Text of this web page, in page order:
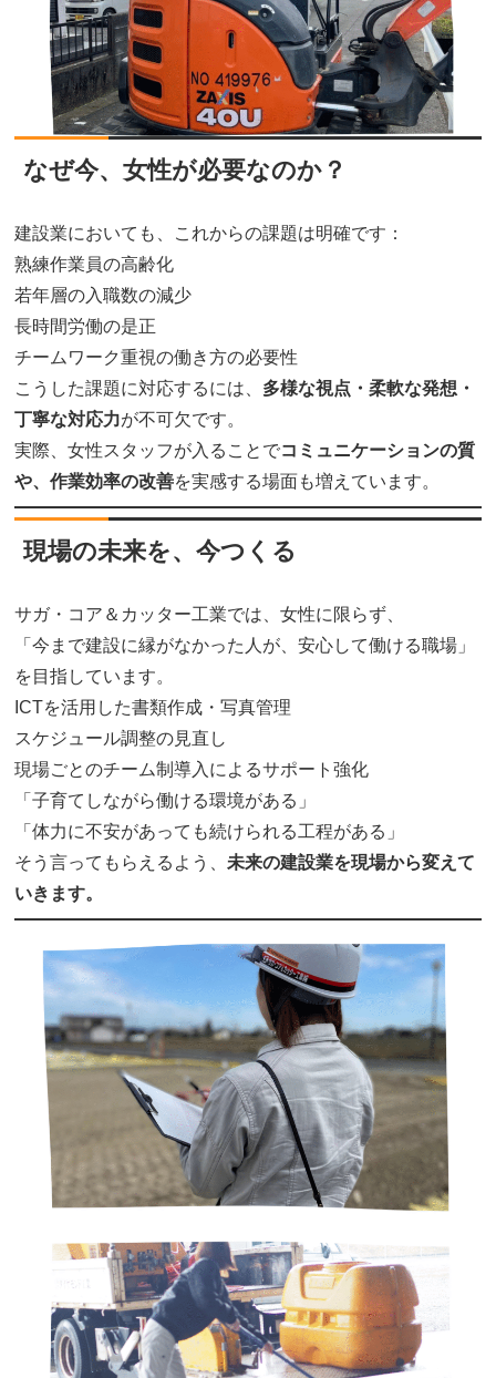
なぜ今、女性が必要なのか？
建設業においても、これからの課題は明確です：
熟練作業員の高齢化
若年層の入職数の減少
長時間労働の是正
チームワーク重視の働き方の必要性
こうした課題に対応するには、 多様な視点・柔軟な発想・
丁寧な対応力が不可欠です。
実際、女性スタッフが入ることでコミュニケーションの質
や、作業効率の改善を実感する場面も増えています。
現場の未来を、今つくる
サガ・コア＆カッター工業では、女性に限らず、
「今まで建設に縁がなかった人が、安心して働ける職場」
を目指しています。
ICTを活用した書類作成・写真管理
スケジュール調整の見直し
現場ごとのチーム制導入によるサポート強化
「子育てしながら働ける環境がある」
「体力に不安があっても続けられる工程がある」
そう言ってもらえるよう、未来の建設業を現場から変えて
いきます。